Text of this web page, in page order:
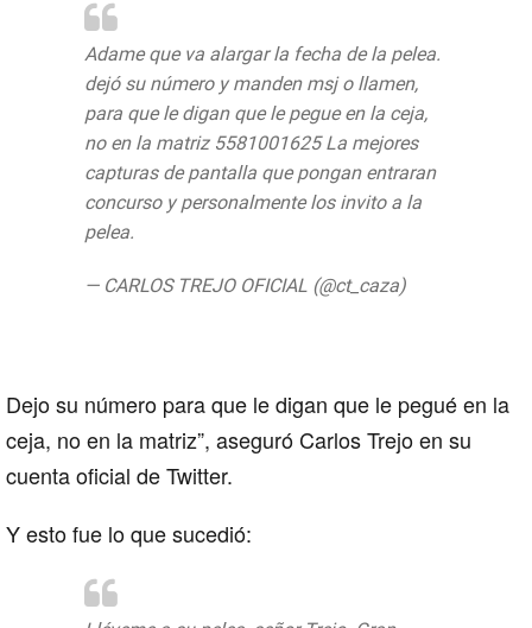
Adame que va alargar la fecha de la pelea.
dejó su número y manden msj o llamen,
para que le digan que le pegue en la ceja,
no en la matriz 5581001625 La mejores
capturas de pantalla que pongan entraran
concurso y personalmente los invito a la
pelea.
— CARLOS TREJO OFICIAL (@ct_caza)
Dejo su número para que le digan que le pegué en la
ceja, no en la matriz”, aseguró Carlos Trejoen su
cuenta oficial de Twitter.
Y esto fue lo que sucedió: